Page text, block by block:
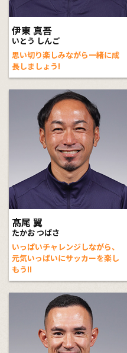
伊東 真吾
いとう しんご
思い切り楽しみながら一緒に成
長しましょう!
髙尾 翼
たかお つばさ
いっぱいチャレンジしながら、
元気いっぱいにサッカーを楽し
もう!!